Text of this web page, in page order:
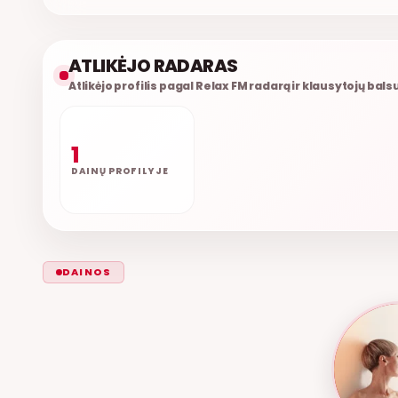
ATLIKĖJO RADARAS
Atlikėjo profilis pagal Relax FM radarą ir klausytojų
1
DAINŲ PROFILYJE
DAINOS